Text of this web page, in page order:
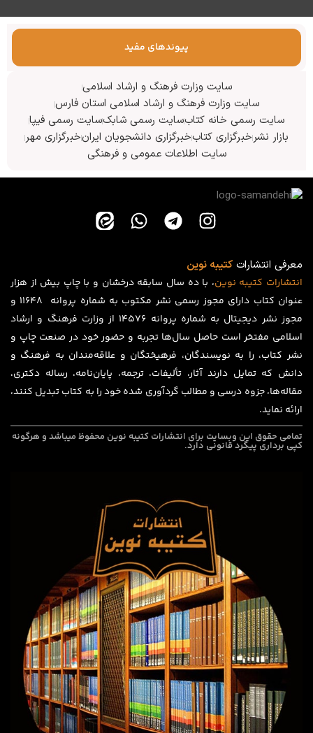
پیوندهای مفید
سایت وزارت فرهنگ و ارشاد اسلامی
سایت وزارت فرهنگ و ارشاد اسلامی استان فارس
سایت رسمی خانه کتابسایت رسمی شابکسایت رسمی فیپا
بازار نشرخبرگزاری کتابخبرگزاری دانشجویان ایرانخبرگزاری مهر
سایت اطلاعات عمومی و فرهنگی
معرفی انتشاراتکتیبه نوین
انتشارات کتیبه نوین، با ده سال سابقه درخشان و با چاپ بیش از هزار
عنوان کتاب دارای مجوز رسمی نشر مکتوب به شماره پروانه ۱۱۶۴۸ و
مجوز نشر دیجیتال به شماره پروانه 14576 از وزارت فرهنگ و ارشاد
اسلامی مفتخر است حاصل سال‌ها تجربه و حضور خود در صنعت چاپ و
نشر کتاب، را به نویسندگان، فرهیختگان و علاقه‌مندان به فرهنگ و
دانش که تمایل دارند آثار، تألیفات، ترجمه، پایان‌نامه، رساله دکتری،
مقاله‌ها، جزوه درسی و مطالب گردآوری شده خود را به کتاب تبدیل کنند،
ارائه نماید.
تمامی حقوق این وبسایت برای انتشارات کتیبه نوین محفوظ میباشد و هرگونه
کپی برداری پیگرد قانونی دارد.